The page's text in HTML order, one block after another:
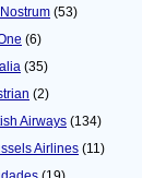
(53)
(6)
(35)
(2)
Airways (134)
Airlines (11)